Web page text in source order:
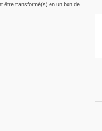
être transformé(s) en un bon de